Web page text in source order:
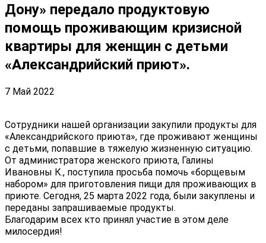
Дону» передало продуктовую
помощь проживающим кризисной
квартиры для женщин с детьми
«Александрийский приют».
7 Май 2022
Сотрудники нашей организации закупили продукты для
«Александрийского приюта», где проживают женщины
с детьми, попавшие в тяжелую жизненную ситуацию.
От администратора женского приюта, Галины
Ивановны К., поступила просьба помочь «борщевым
набором» для приготовления пищи для проживающих в
приюте. Сегодня, 25 марта 2022 года, были закуплены и
переданы запрашиваемые продукты.
Благодарим всех кто принял участие в этом деле
милосердия!